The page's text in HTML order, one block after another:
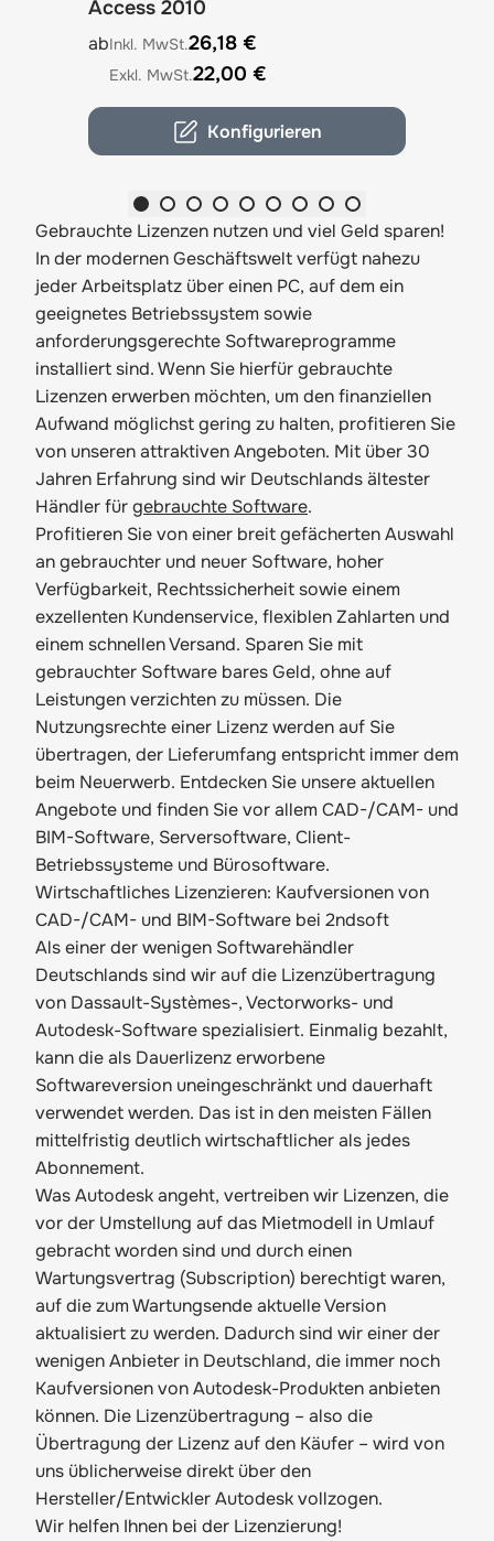
Access 2010
The price depends on the options chosen on the
ab
26,18 €
22,00 €
Konfigurieren
Gebrauchte Lizenzen nutzen und viel Geld sparen!
In der modernen Geschäftswelt verfügt nahezu
jeder Arbeitsplatz über einen PC, auf dem ein
geeignetes Betriebssystem sowie
anforderungsgerechte Softwareprogramme
installiert sind. Wenn Sie hierfür gebrauchte
Lizenzen erwerben möchten, um den finanziellen
Aufwand möglichst gering zu halten, profitieren Sie
von unseren attraktiven Angeboten. Mit über 30
Jahren Erfahrung sind wir Deutschlands ältester
Händler fürgebrauchte Software.
Profitieren Sie von einer breit gefächerten Auswahl
an gebrauchter und neuer Software, hoher
Verfügbarkeit, Rechtssicherheit sowie einem
exzellenten Kundenservice, flexiblen Zahlarten und
einem schnellen Versand. Sparen Sie mit
gebrauchter Software bares Geld, ohne auf
Leistungen verzichten zu müssen. Die
Nutzungsrechte einer Lizenz werden auf Sie
übertragen, der Lieferumfang entspricht immer dem
beim Neuerwerb. Entdecken Sie unsere aktuellen
Angebote und finden Sie vor allem CAD-/CAM- und
BIM-Software, Serversoftware, Client-
Betriebssysteme und Bürosoftware.
Wirtschaftliches Lizenzieren: Kaufversionen von
CAD-/CAM- und BIM-Software bei 2ndsoft
Als einer der wenigen Softwarehändler
Deutschlands sind wir auf die Lizenzübertragung
von Dassault-Systèmes-, Vectorworks- und
Autodesk-Software spezialisiert. Einmalig bezahlt,
kann die als Dauerlizenz erworbene
Softwareversion uneingeschränkt und dauerhaft
verwendet werden. Das ist in den meisten Fällen
mittelfristig deutlich wirtschaftlicher als jedes
Abonnement.
Was Autodesk angeht, vertreiben wir Lizenzen, die
vor der Umstellung auf das Mietmodell in Umlauf
gebracht worden sind und durch einen
Wartungsvertrag (Subscription) berechtigt waren,
auf die zum Wartungsende aktuelle Version
aktualisiert zu werden. Dadurch sind wir einer der
wenigen Anbieter in Deutschland, die immer noch
Kaufversionen von Autodesk-Produkten anbieten
können. Die Lizenzübertragung – also die
Übertragung der Lizenz auf den Käufer – wird von
uns üblicherweise direkt über den
Hersteller/Entwickler Autodesk vollzogen.
Wir helfen Ihnen bei der Lizenzierung!